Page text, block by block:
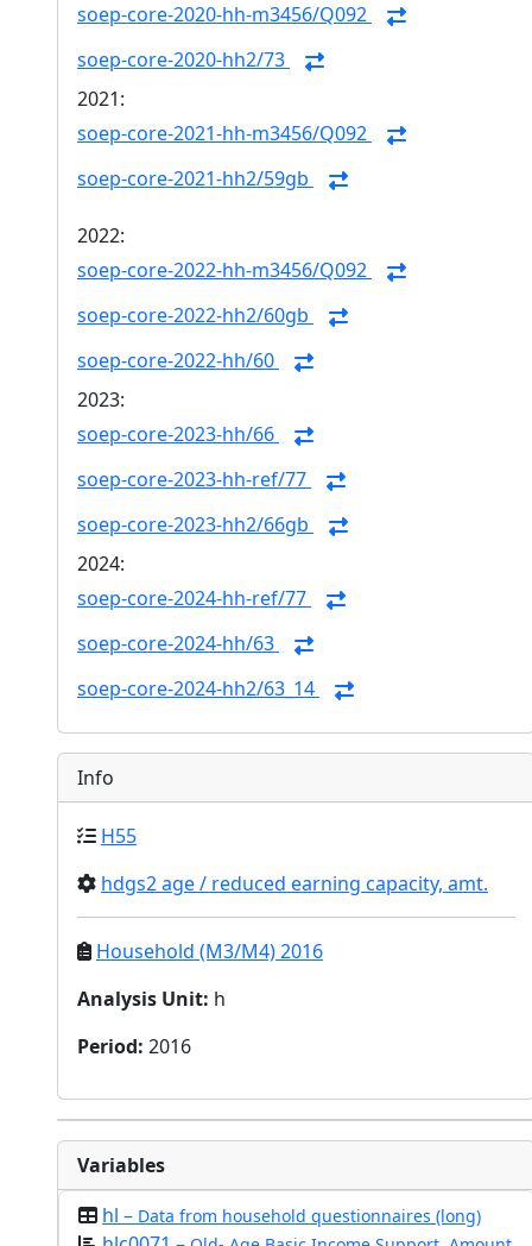
soep-core-2020-hh-m3456/Q092
soep-core-2020-hh2/73
2021:
soep-core-2021-hh-m3456/Q092
soep-core-2021-hh2/59gb
2022:
soep-core-2022-hh-m3456/Q092
soep-core-2022-hh2/60gb
soep-core-2022-hh/60
2023:
soep-core-2023-hh/66
soep-core-2023-hh-ref/77
soep-core-2023-hh2/66gb
2024:
soep-core-2024-hh-ref/77
soep-core-2024-hh/63
soep-core-2024-hh2/63_14
Info
H55
hdgs2 age / reduced earning capacity, amt.
Household (M3/M4) 2016
Analysis Unit: h
Period: 2016
Variables
hl – Data from household questionnaires (long)